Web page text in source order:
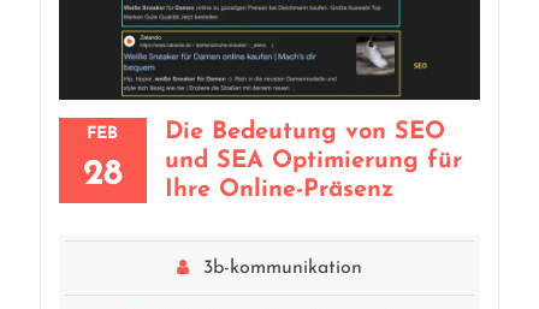
FEB
28
Die Bedeutung von SEO
und SEA Optimierung für
Ihre Online-Präsenz
3b-kommunikation